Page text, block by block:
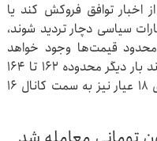
اخبار توافق فروکش کند یا
سیاسی دچار تردید شوند،
قیمت‌ها وجود خواهد
داشت. در این شرایط سکه امامی می‌تواند بار دیگر محدوده ۱۶۲ تا ۱۶۴
میلیون تومان را هدف قرار دهد و طلای ۱۸ عیار نیز به سمت کانال ۱۶